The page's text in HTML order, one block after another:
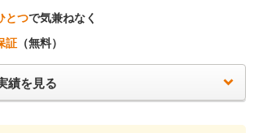
とつで気兼ねなく
証 （無料）
績を見る